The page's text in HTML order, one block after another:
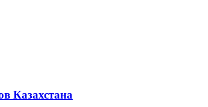
Казахстана